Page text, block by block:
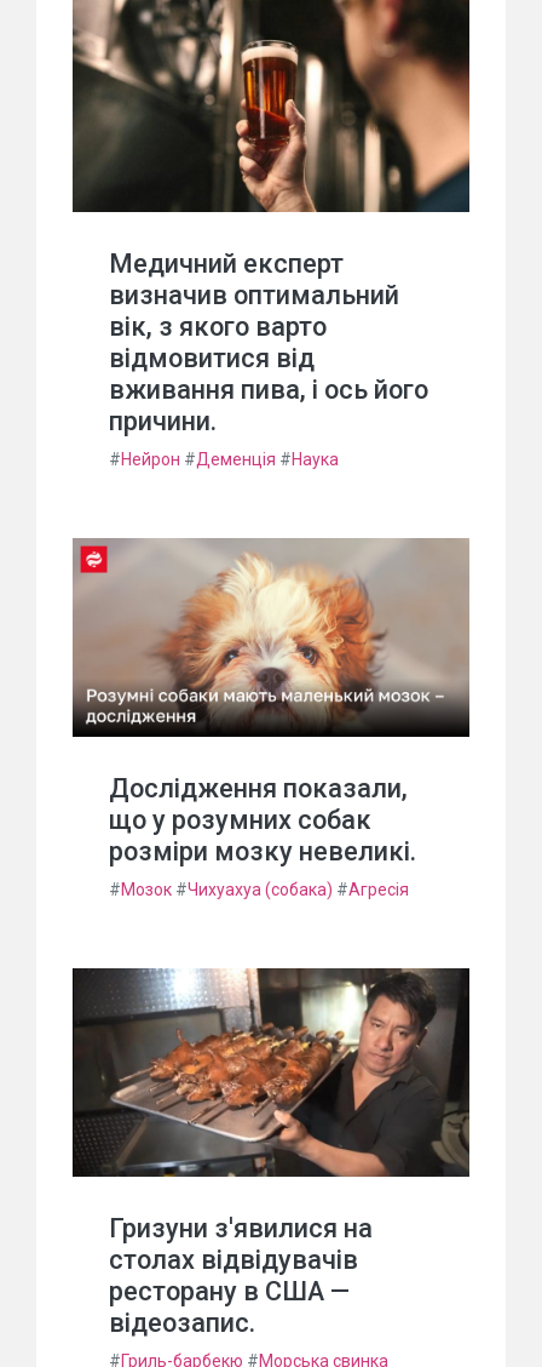
Медичний експерт
визначив оптимальний
вік, з якого варто
відмовитися від
вживання пива, і ось його
причини.
#Нейрон #Деменція #Наука
Дослідження показали,
що у розумних собак
розміри мозку невеликі.
#Мозок #Чихуахуа (собака) #Агресія
Гризуни з'явилися на
столах відвідувачів
ресторану в США —
відеозапис.
#Гриль-барбекю #Морська свинка